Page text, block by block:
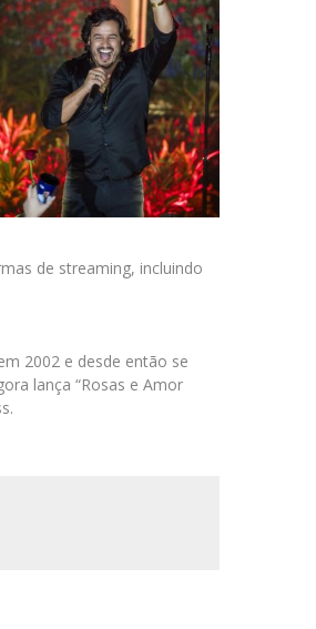
de streaming, incluindo
2002 e desde então se
lança “Rosas e Amor